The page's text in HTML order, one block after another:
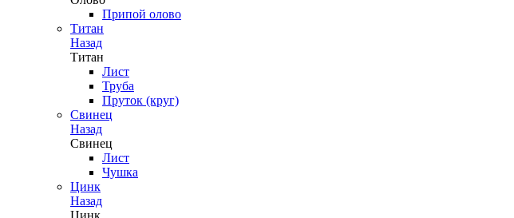
Припой олово
Титан
Назад
Титан
Лист
Труба
Пруток (круг)
Свинец
Назад
Свинец
Лист
Чушка
Цинк
Назад
Цинк